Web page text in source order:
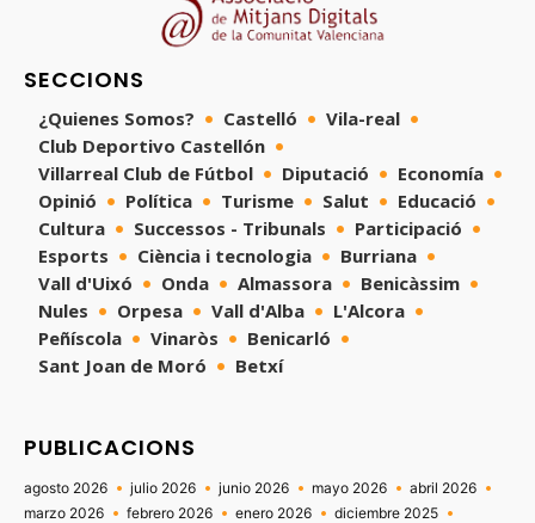
SECCIONS
¿Quienes Somos? Castelló
Vila-real
Club Deportivo Castellón
Villarreal Club de Fútbol
Diputació
Economía
Opinió
Política Turisme Salut
Educació
Cultura
Successos - Tribunals
Participació
Esports
Ciència i tecnologia
Burriana
Vall d'Uixó
Onda Almassora
Benicàssim
Nules
Orpesa Vall d'Alba
L'Alcora
Peñíscola
Vinaròs
Benicarló
Sant Joan de Moró
Betxí
PUBLICACIONS
agosto 2026 julio 2026 junio 2026 mayo 2026
abril 2026
marzo 2026
febrero 2026 enero 2026
diciembre 2025